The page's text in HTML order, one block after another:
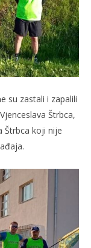
su zastali i zapalili
Štrbca,
Štrbca koji nije